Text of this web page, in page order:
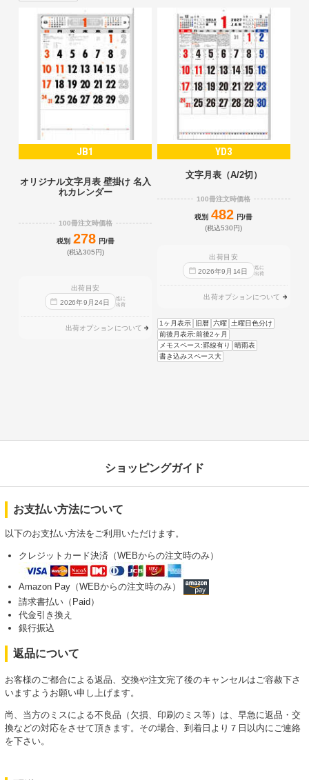
JB1
オリジナル文字月表 壁掛け 名入
れカレンダー
100冊注文時価格
税別 278 円/冊
(税込305円)
出荷目安
2026年9 月24日
迄に
出荷
出荷オプションについて
YD3
文字月表（A/2切）
100冊注文時価格
税別 482 円/冊
(税込530円)
出荷目安
2026年9 月 14日
迄に
出荷
出荷オプションについて
1ヶ月表示 旧暦 六曜 土曜日色分け
前後月表示:前後2ヶ月
メモスペース:罫線有り
晴雨表
書き込みスペース大
ショッピングガイド
お支払い方法について
以下のお支払い方法をご利用いただけます。
クレジットカード決済（WEBからの注文時のみ）
Amazon Pay（WEBからの注文時のみ）
請求書払い（Paid）
代金引き換え
銀行振込
返品について
お客様のご都合による返品、交換や注文完了後のキャンセルはご容赦下さ
いますようお願い申し上げます。
尚、当方のミスによる不良品（欠損、印刷のミス等）は、早急に返品・交
換などの対応をさせて頂きます。その場合、到着日より７日以内にご連絡
を下さい。